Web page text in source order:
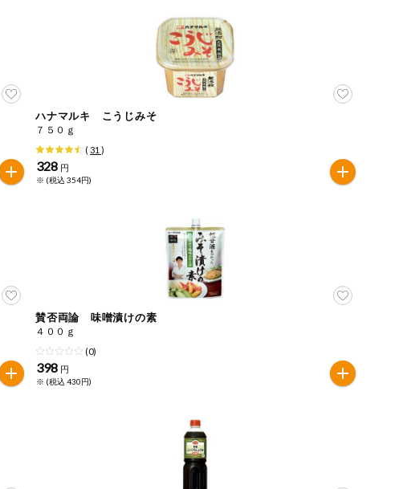
ハナマルキ こうじみそ
７５０ｇ
(31 )
328 円
※ (税込 354円)
賛否両論 味噌漬けの素
４００ｇ
(0)
398 円
※ (税込 430円)